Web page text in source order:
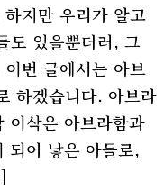
지만 우리가 알고
도 있을뿐더러, 그
번 글에서는 아브
하겠습니다. 아브라
이삭은 아브라함과
되어 낳은 아들로,